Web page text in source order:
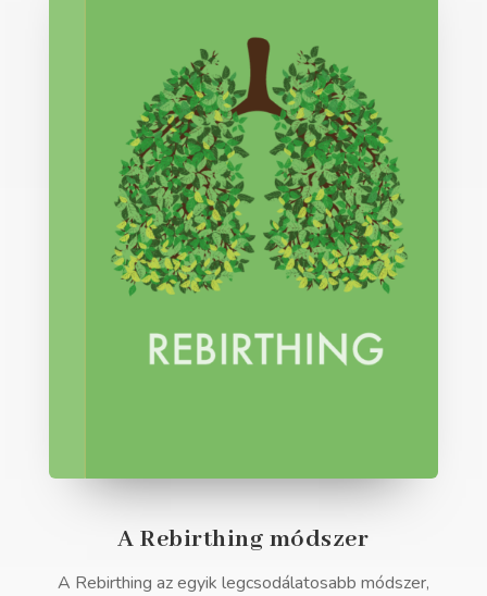
A Rebirthing módszer
A Rebirthing az egyik legcsodálatosabb módszer,